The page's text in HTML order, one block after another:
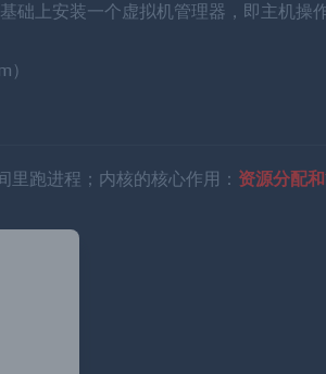
础上安装一个虚拟机管理器，即主机操
跑进程；内核的核心作用： 资源分配